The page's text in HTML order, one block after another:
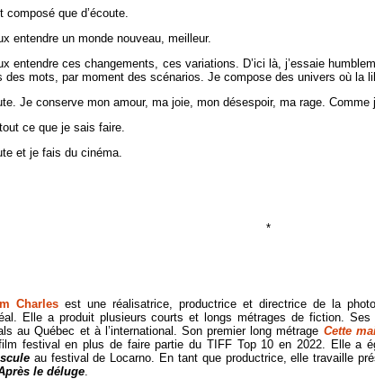
composé que d’écoute.
entendre un monde nouveau, meilleur.
entendre ces changements, ces variations. D’ici là, j’essaie
des mots, par moment des scénarios. Je compose des univers où la
Je conserve mon amour, ma joie, mon désespoir, ma rage. Comme
ce que je sais faire.
et je fais du cinéma.
*
Charles est une réalisatrice, productrice et directrice de la
Elle a produit plusieurs courts et longs métrages de fiction.
au Québec et à l’international. Son premier long métrage Cette
film festival en plus de faire partie du TIFF Top 10 en 2022. Elle a
au festival de Locarno. En tant que productrice, elle travaille
le déluge.